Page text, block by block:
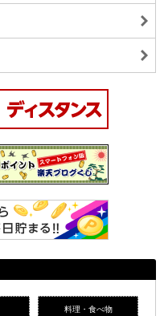
料理・食べ物